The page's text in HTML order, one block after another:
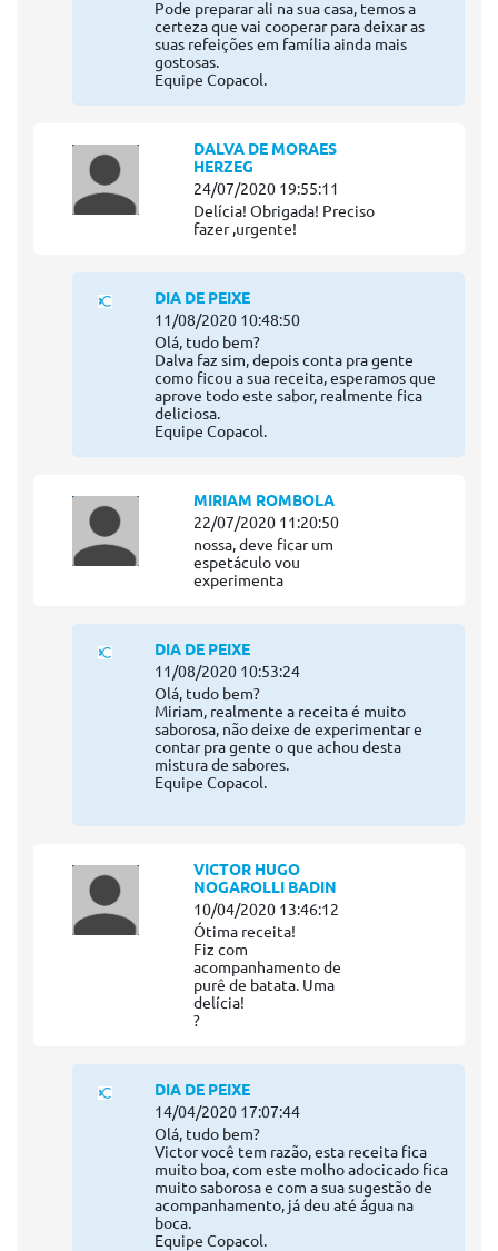
Pode preparar ali na sua casa, temos a
certeza que vai cooperar para deixar as
suas refeições em família ainda mais
gostosas.
Equipe Copacol.
DALVA DE MORAES
HERZEG
24/07/2020 19:55:11
Delícia! Obrigada! Preciso
fazer ,urgente!
DIA DE PEIXE
11/08/2020 10:48:50
Olá, tudo bem?
Dalva faz sim, depois conta pra gente
como ficou a sua receita, esperamos que
aprove todo este sabor, realmente fica
deliciosa.
Equipe Copacol.
MIRIAM ROMBOLA
22/07/2020 11:20:50
nossa, deve ficar um
espetáculo vou
experimenta
DIA DE PEIXE
11/08/2020 10:53:24
Olá, tudo bem?
Miriam, realmente a receita é muito
saborosa, não deixe de experimentar e
contar pra gente o que achou desta
mistura de sabores.
Equipe Copacol.
VICTOR HUGO
NOGAROLLI BADIN
10/04/2020 13:46:12
Ótima receita!
Fiz com
acompanhamento de
purê de batata. Uma
delícia!
?
DIA DE PEIXE
14/04/2020 17:07:44
Olá, tudo bem?
Victor você tem razão, esta receita fica
muito boa, com este molho adocicado fica
muito saborosa e com a sua sugestão de
acompanhamento, já deu até água na
boca.
Equipe Copacol.